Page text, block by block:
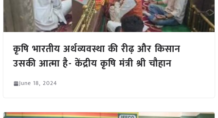
कृषि भारतीय अर्थव्यवस्था की रीढ़ और किसान
उसकी आत्मा है- केंद्रीय कृषि मंत्री श्री चौहान
June 18, 2024